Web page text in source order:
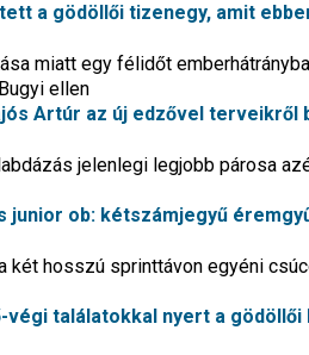
a gödöllői tizenegy, amit
miatt egy félidőt
ellen
Artúr az új edzővel terveikről
jelenlegi legjobb párosa
junior ob: kétszámjegyű
két hosszú sprinttávon egyéni
végi találatokkal nyert a gödöllői